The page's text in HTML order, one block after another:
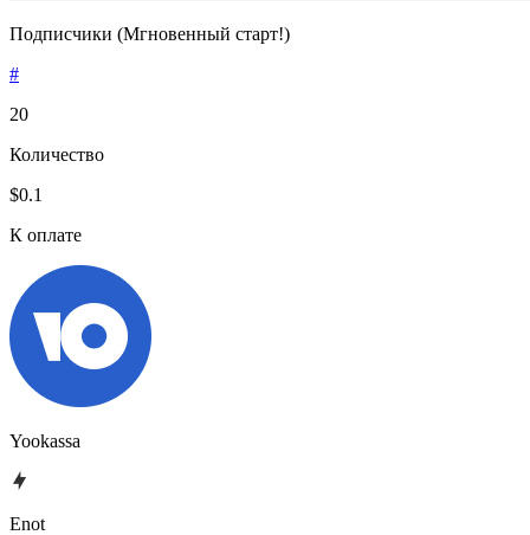
Подписчики (Мгновенный старт!)
#
20
Количество
$0.1
К оплате
Yookassa
Enot